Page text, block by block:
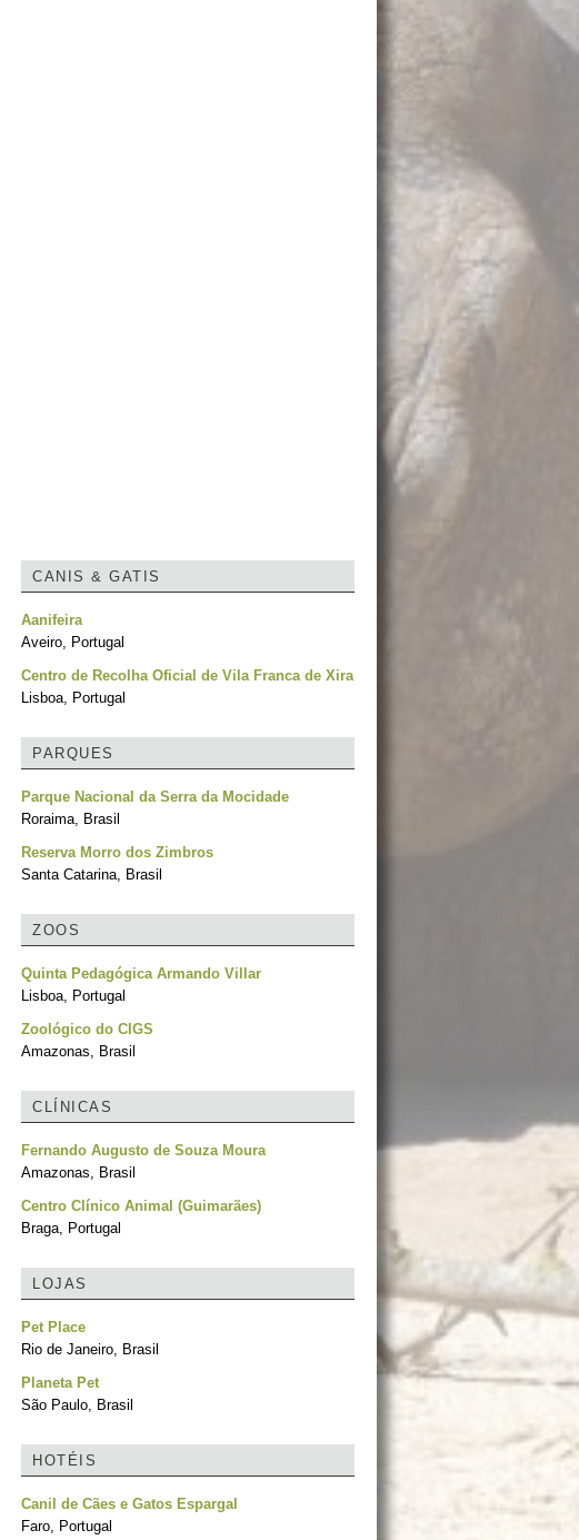
CANIS & GATIS
Aanifeira
Aveiro, Portugal
Centro de Recolha Oficial de Vila Franca de Xira
Lisboa, Portugal
PARQUES
Parque Nacional da Serra da Mocidade
Roraima, Brasil
Reserva Morro dos Zimbros
Santa Catarina, Brasil
ZOOS
Quinta Pedagógica Armando Villar
Lisboa, Portugal
Zoológico do CIGS
Amazonas, Brasil
CLÍNICAS
Fernando Augusto de Souza Moura
Amazonas, Brasil
Centro Clínico Animal (Guimarães)
Braga, Portugal
LOJAS
Pet Place
Rio de Janeiro, Brasil
Planeta Pet
São Paulo, Brasil
HOTÉIS
Canil de Cães e Gatos Espargal
Faro, Portugal